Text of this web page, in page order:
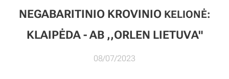
NEGABARITINIO KROVINIO KELIONĖ:
KLAIPĖDA - AB ,,ORLEN LIETUVA"
08/07/2023